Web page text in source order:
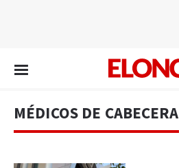
MÉDICOS DE CABECERA